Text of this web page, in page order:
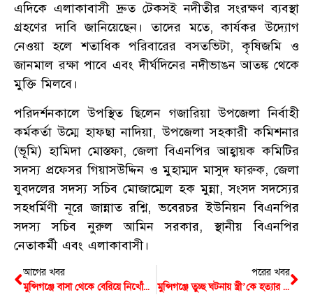
এদিকে এলাকাবাসী দ্রুত টেকসই নদীতীর সংরক্ষণ ব্যবস্থা
গ্রহণের দাবি জানিয়েছেন। তাদের মতে, কার্যকর উদ্যোগ
নেওয়া হলে শতাধিক পরিবারের বসতভিটা, কৃষিজমি ও
জানমাল রক্ষা পাবে এবং দীর্ঘদিনের নদীভাঙন আতঙ্ক থেকে
মুক্তি মিলবে।
পরিদর্শনকালে উপস্থিত ছিলেন গজারিয়া উপজেলা নির্বাহী
কর্মকর্তা উম্মে হাফছা নাদিয়া, উপজেলা সহকারী কমিশনার
(ভূমি) হামিদা মোস্তফা, জেলা বিএনপির আহ্বায়ক কমিটির
সদস্য প্রফেসর গিয়াসউদ্দিন ও মুহাম্মদ মাসুদ ফারুক, জেলা
যুবদলের সদস্য সচিব মোজাম্মেল হক মুন্না, সংসদ সদস্যের
সহধর্মিণী নূরে জান্নাত রশ্নি, ভবেরচর ইউনিয়ন বিএনপির
সদস্য সচিব নুরুল আমিন সরকার, স্থানীয় বিএনপির
নেতাকর্মী এবং এলাকাবাসী।
আগের খবর
মুন্সিগঞ্জে বাসা থেকে বেরিয়ে নিখোঁজ ৪ সন্তানের জননী, সন্ধান চায় পরিবার
পরের খবর
মুন্সিগঞ্জে তুচ্ছ ঘটনায় স্ত্রী’কে হত্যার পর আত্মহত্যা বলে চালানোর চেষ্টা করেন ইমাম, আদালতে স্বীকারোক্তি